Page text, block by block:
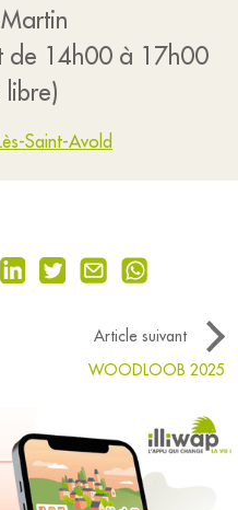
de 14h00 à 17h00
libre)
Saint-Avold
Article suivant
WOODLOOB 2025